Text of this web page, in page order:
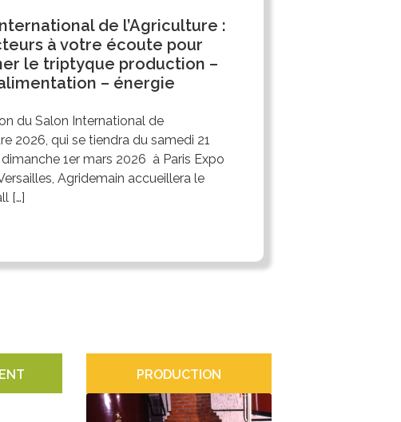
de l’Agriculture :
à votre écoute pour
le triptyque production –
– énergie
du Salon International de
2026, qui se tiendra du samedi 21
1er mars 2026 à Paris Expo
Agridemain accueillera le
[…]
PRODUCTION